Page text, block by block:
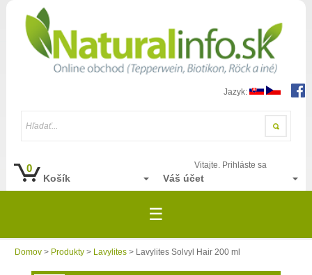
Jazyk:
Hľadať...
0
Košík
Vitajte. Prihláste sa
Váš účet
☰
Domov > Produkty > Lavylites > Lavylites Solvyl Hair 200 ml